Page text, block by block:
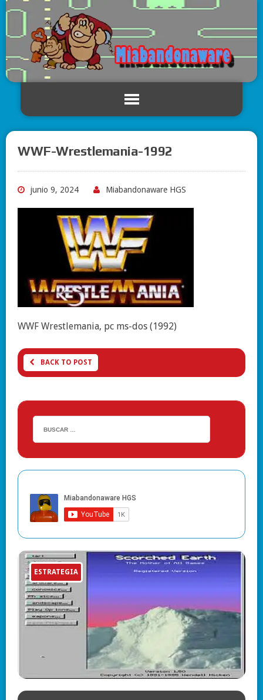
WWF-Wrestlemania-1992
junio 9, 2024 Miabandonaware HGS
WWF Wrestlemania, pc ms-dos (1992)
BACK TO POST
ESTRATEGIA